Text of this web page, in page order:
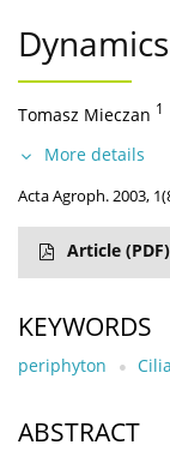
Tomasz Mieczan 1
More details
Acta Agroph. 2003,
Article (PDF)
KEYWORDS
periphyton
ABSTRACT